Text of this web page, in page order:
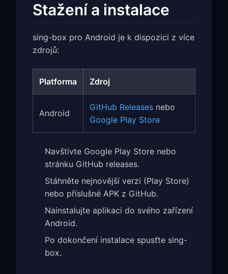
Stažení a instalace
sing-box pro Android je k dispozici z více
zdrojů:
Platforma Zdroj
Android
GitHub Releases nebo
Google Play Store
Navštivte Google Play Store nebo
stránku GitHub releases.
Stáhněte nejnovější verzi (Play Store)
nebo příslušné APK z GitHub.
Nainstalujte aplikaci do svého zařízení
Android.
Po dokončení instalace spusťte sing-
box.